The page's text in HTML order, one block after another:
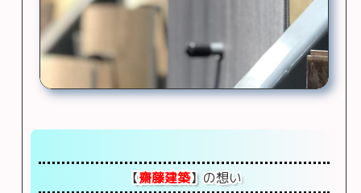
【齋藤建築】の想い